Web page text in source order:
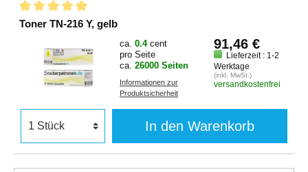
Toner TN-216 Y, gelb
ca. 0.4 cent
pro Seite
ca. 26000 Seiten
Informationen zur
Produktsicherheit
91,46 €
Lieferzeit : 1-2
Werktage
(inkl. MwSt.)
versandkostenfrei
In den Warenkorb